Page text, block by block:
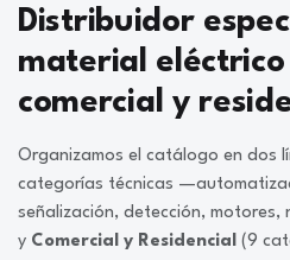
Distribuidor
material
comercial y
Organizamos el catálogo en dos
categorías técnicas
señalización, detección,
y Comercial y Residencial (9